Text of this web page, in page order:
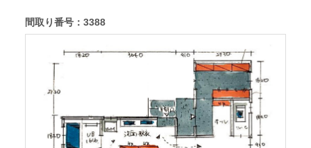
間取り番号：3388